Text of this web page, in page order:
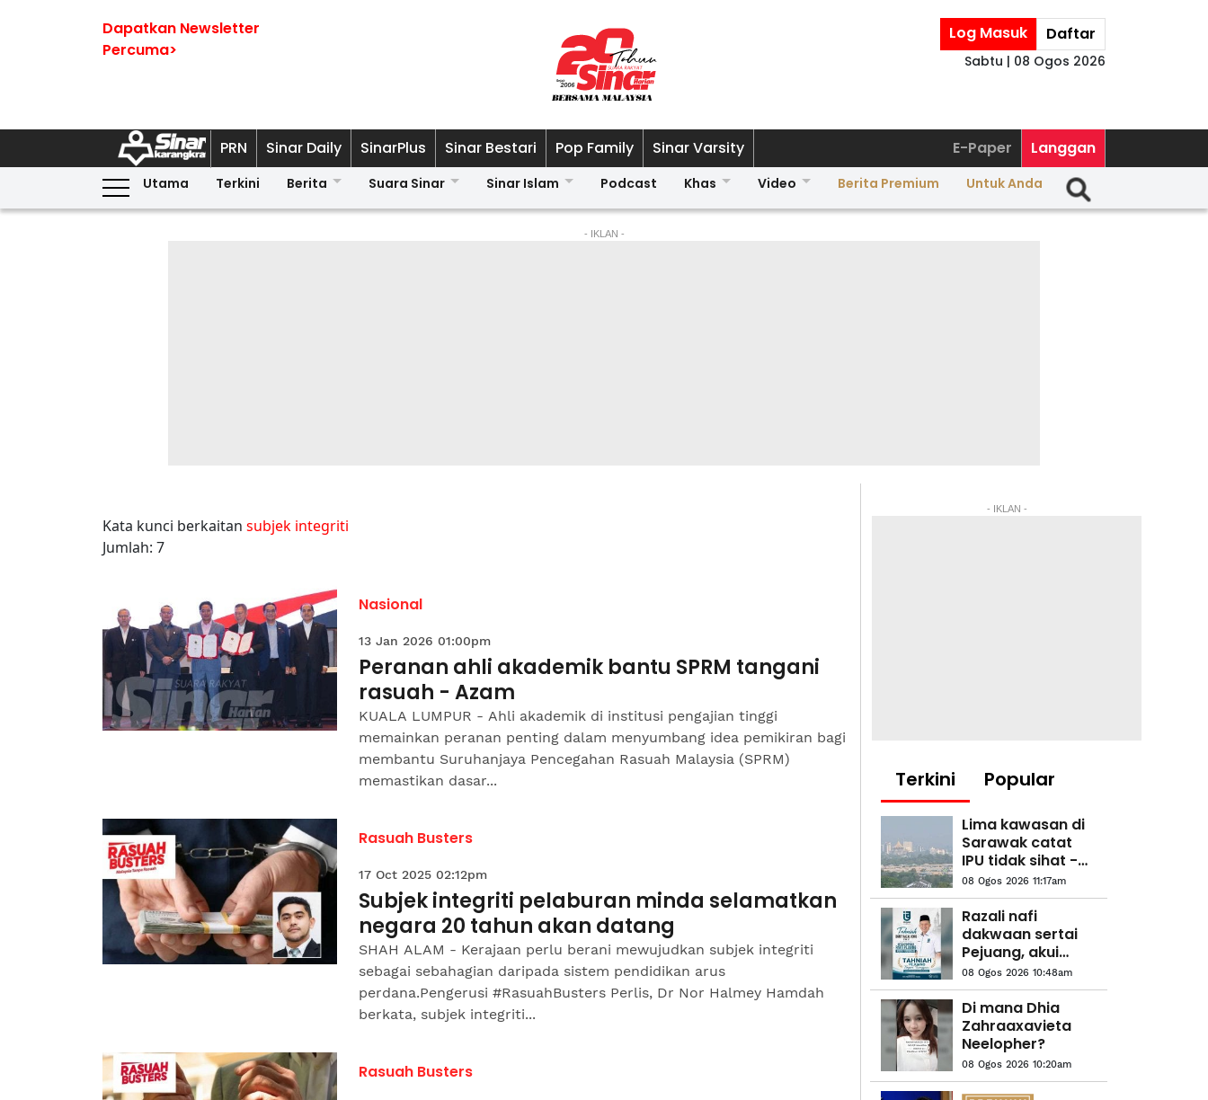
Dapatkan Newsletter
Percuma>
Log Masuk Daftar
Sabtu | 08 Ogos 2026
PRN Sinar Daily SinarPlus Sinar Bestari Pop Family Sinar Varsity E-Paper Langgan
Utama Terkini Berita Suara Sinar Sinar Islam Podcast Khas Video Berita Premium Untuk Anda
- IKLAN -
Kata kunci berkaitan subjek integriti
Jumlah: 7
Nasional
13 Jan 2026 01:00pm
Peranan ahli akademik bantu SPRM tangani
rasuah - Azam
KUALA LUMPUR - Ahli akademik di institusi pengajian tinggi
memainkan peranan penting dalam menyumbang idea pemikiran bagi
membantu Suruhanjaya Pencegahan Rasuah Malaysia (SPRM)
memastikan dasar...
Rasuah Busters
17 Oct 2025 02:12pm
Subjek integriti pelaburan minda selamatkan
negara 20 tahun akan datang
SHAH ALAM - Kerajaan perlu berani mewujudkan subjek integriti
sebagai sebahagian daripada sistem pendidikan arus
perdana.Pengerusi #RasuahBusters Perlis, Dr Nor Halmey Hamdah
berkata, subjek integriti...
Rasuah Busters
- IKLAN -
Terkini Popular
Lima kawasan di
Sarawak catat
IPU tidak sihat -
JAS
08 Ogos 2026 11:17am
Razali nafi
dakwaan sertai
Pejuang, akui
masih ahli
Bersatu
08 Ogos 2026 10:48am
Di mana Dhia
Zahraaxavieta
Neelopher?
08 Ogos 2026 10:20am